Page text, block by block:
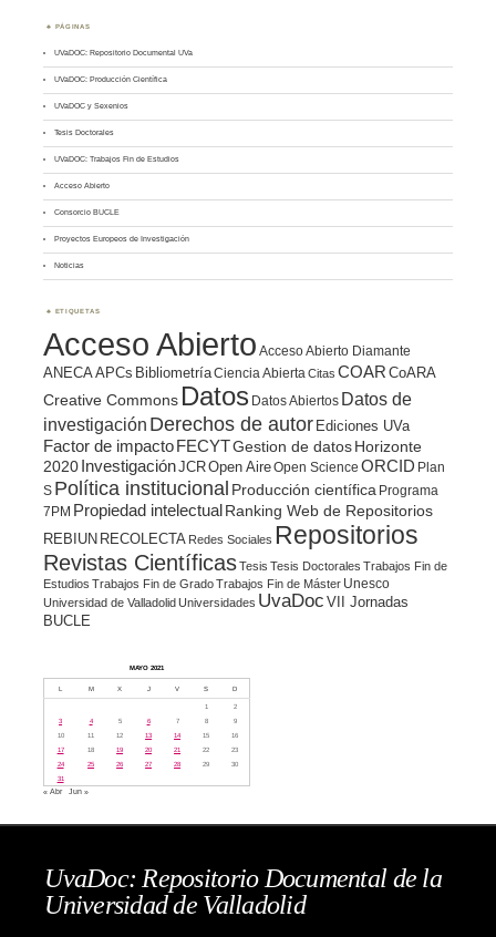
PÁGINAS
UVaDOC: Repositorio Documental UVa
UVaDOC: Producción Científica
UVaDOC y Sexenios
Tesis Doctorales
UVaDOC: Trabajos Fin de Estudios
Acceso Abierto
Consorcio BUCLE
Proyectos Europeos de Investigación
Noticias
ETIQUETAS
Acceso Abierto Acceso Abierto Diamante
ANECAAPCs BibliometríaCiencia Abierta Citas COAR CoARA
Creative Commons Datos Datos Abiertos Datos de
investigación Derechos de autor Ediciones UVa
Factor de impacto FECYTGestion de datosHorizonte
2020 InvestigaciónJCROpen AireOpen Science ORCID Plan
S Política institucional Producción científica Programa
7PM Propiedad intelectual Ranking Web de Repositorios
REBIUN RECOLECTA Redes Sociales Repositorios
Revistas CientíficasTesis Tesis Doctorales Trabajos Fin de
Estudios Trabajos Fin de GradoTrabajos Fin de Máster Unesco
Universidad de Valladolid Universidades UvaDoc VII Jornadas
BUCLE
MAYO 2021
L M X J V S D
1
2
3
4 5 6 7 8
9
10
11 12 13 14 15
16
17
18 19 20 21 22
23
24
25 26 27 28 29
30
31
« Abr Jun »
UvaDoc: Repositorio Documental de la
Universidad de Valladolid